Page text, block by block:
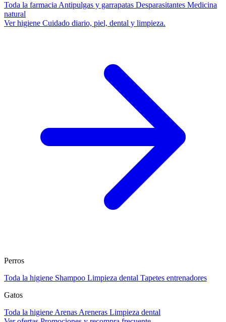
Toda la farmacia Antipulgas y garrapatas Desparasitantes Medicina
natural
Ver higiene Cuidado diario, piel, dental y limpieza.
Perros
Toda la higiene Shampoo Limpieza dental Tapetes entrenadores
Gatos
Toda la higiene Arenas Areneras Limpieza dental